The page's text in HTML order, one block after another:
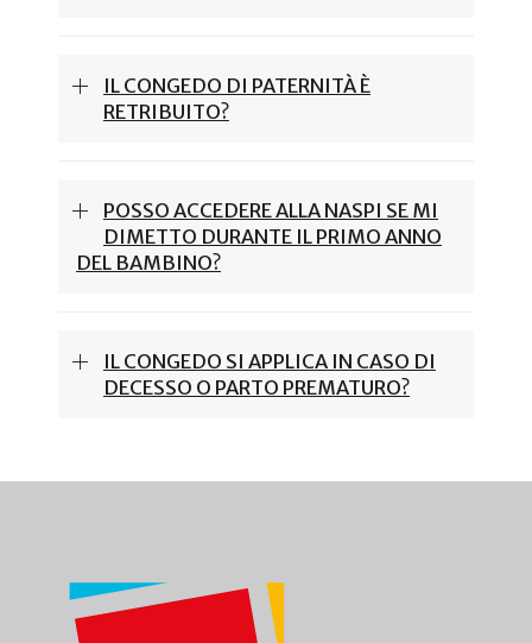
IL CONGEDO DI PATERNITÀ È
RETRIBUITO?
POSSO ACCEDERE ALLA NASPI SE MI
DIMETTO DURANTE IL PRIMO ANNO
DEL BAMBINO?
IL CONGEDO SI APPLICA IN CASO DI
DECESSO O PARTO PREMATURO?